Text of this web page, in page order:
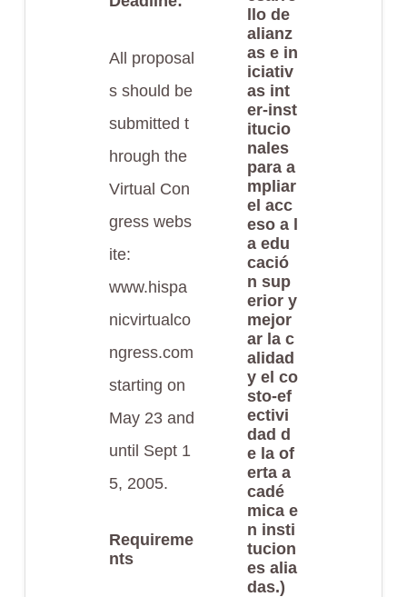
All proposal
s should be
submitted t
hrough the
Virtual Con
gress webs
ite:
www.hispa
nicvirtualco
ngress.com
starting on
May 23 and
until Sept 1
5, 2005.
Requireme
nts
llo de
alianz
as e in
iciativ
as int
er-inst
itucio
nales
para a
mpliar
el acc
eso a l
a edu
cació
n sup
erior y
mejor
ar la c
alidad
y el co
sto-ef
ectivi
dad d
e la of
erta a
cadé
mica e
n insti
tucion
es alia
das.)